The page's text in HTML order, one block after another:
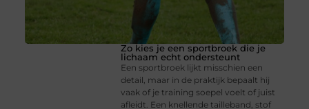
Zo kies je een sportbroek die je
lichaam echt ondersteunt
Een sportbroek lijkt misschien een
detail, maar in de praktijk bepaalt hij
vaak of je training soepel voelt of juist
afleidt. Een knellende tailleband, stof